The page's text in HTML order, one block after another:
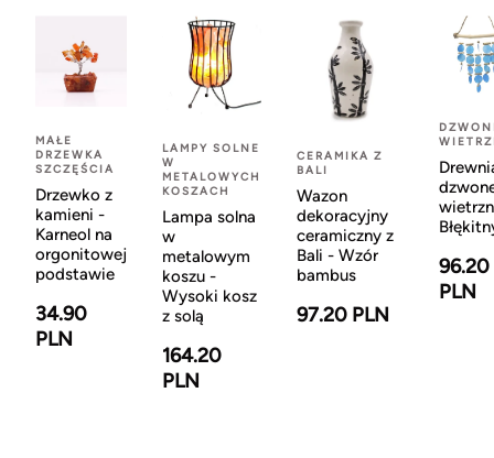
MAŁE
DRZEWKA
SZCZĘŚCIA
Drzewko z
kamieni -
Karneol na
orgonitowej
podstawie
34.90
PLN
LAMPY SOLNE
W
METALOWYCH
KOSZACH
Lampa solna
w
metalowym
koszu -
Wysoki kosz
z solą
164.20
PLN
CERAMIKA Z
BALI
Wazon
dekoracyjny
ceramiczny z
Bali - Wzór
bambus
97.20 PLN
96.20
PLN